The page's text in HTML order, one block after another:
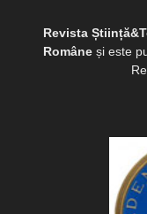
Revista
Româneși este